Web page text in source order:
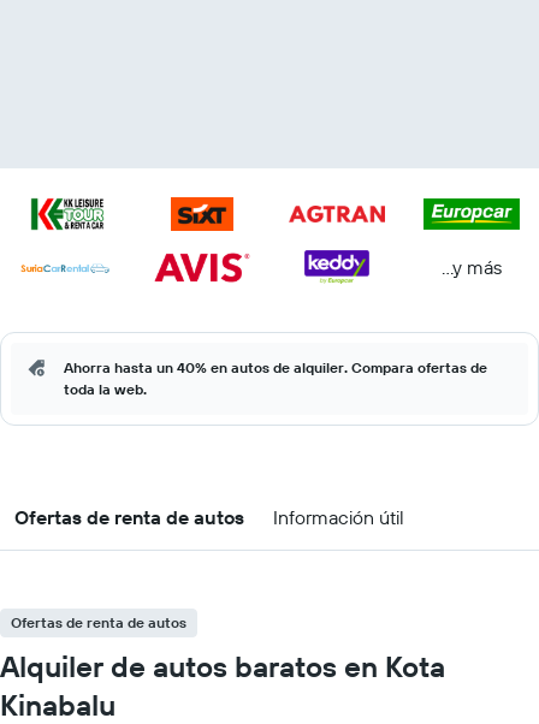
...y más
Ahorra hasta un 40% en autos de alquiler. Compara ofertas de
toda la web.
Ofertas de renta de autos Información útil
Ofertas de renta de autos
Alquiler de autos baratos en Kota
Kinabalu